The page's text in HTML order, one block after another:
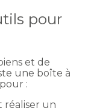
pour
et de
une boîte à
:
réaliser un